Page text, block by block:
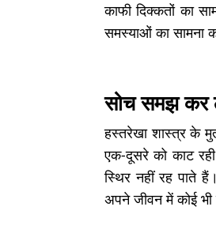
काफी दिक्कतों का
समस्याओं का सामना
सोच समझ कर
हस्तरेखा शास्त्र के
एक-दूसरे को काट
स्थिर नहीं रह पाते
अपने जीवन में कोई